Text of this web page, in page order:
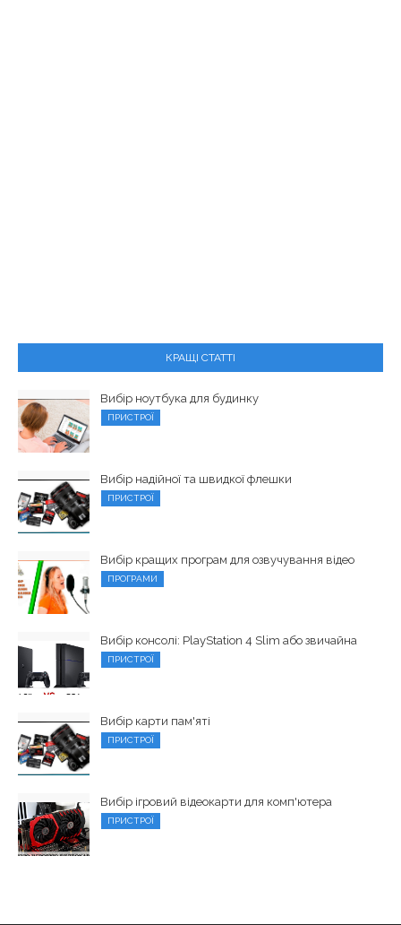
КРАЩІ СТАТТІ
Вибір ноутбука для будинку
ПРИСТРОЇ
Вибір надійної та швидкої флешки
ПРИСТРОЇ
Вибір кращих програм для озвучування відео
ПРОГРАМИ
Вибір консолі: PlayStation 4 Slim або звичайна
ПРИСТРОЇ
Вибір карти пам'яті
ПРИСТРОЇ
Вибір ігровий відеокарти для комп'ютера
ПРИСТРОЇ